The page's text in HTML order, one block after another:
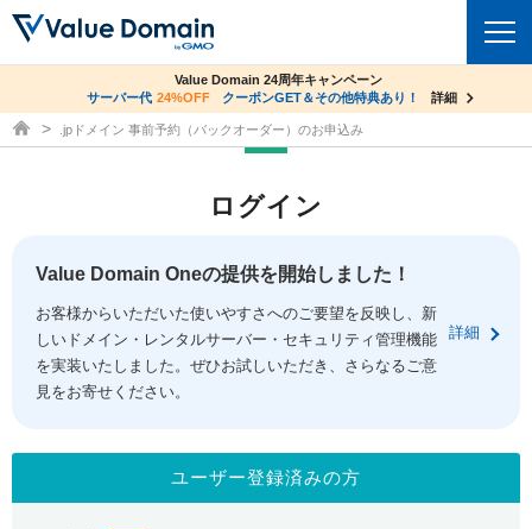
ドメイントップ
ドメイン移管
ドメイン価格一覧
ドメイン一括検索
.jpドメインオークション
gTLDオークション NEW!
コアサーバー
バリューサーバー
XREA
セキュリティトップ
Value Domain ネットde診断
SSL証明書
サービストップ
お得意様割引
facebook
co.jpドメイン✕コアサーバーV2ビジネス応援キャンペーン
サーバー料金1年間無料
詳細
Value Domain 24周年キャンペーン
サーバー代 24%OFF クーポンGET＆その他特典あり！ 詳細
ドメイン取得ならバリュードメイン
.jpドメイン 事前予約（バックオーダー）のお申込み
ログイン
Value Domain Oneの提供を開始しました！
お客様からいただいた使いやすさへのご要望を反映し、新
しいドメイン・レンタルサーバー・セキュリティ管理機能
を実装いたしました。ぜひお試しいただき、さらなるご意
見をお寄せください。
詳細
ユーザー登録済みの方